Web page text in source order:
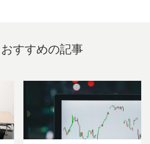
すすめの記事